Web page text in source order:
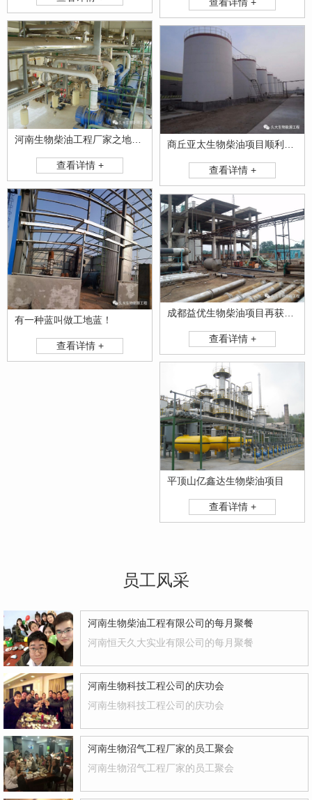
查看详情 +
河南生物柴油工程厂家之地沟油的春天
查看详情 +
商丘亚太生物柴油项目顺利竣工投产！
查看详情 +
有一种蓝叫做工地蓝！
查看详情 +
成都益优生物柴油项目再获殊荣！
查看详情 +
平顶山亿鑫达生物柴油项目
查看详情 +
员工风采
河南生物柴油工程有限公司的每月聚餐
河南恒天久大实业有限公司的每月聚餐
河南生物科技工程公司的庆功会
河南生物科技工程公司的庆功会
河南生物沼气工程厂家的员工聚会
河南生物沼气工程厂家的员工聚会